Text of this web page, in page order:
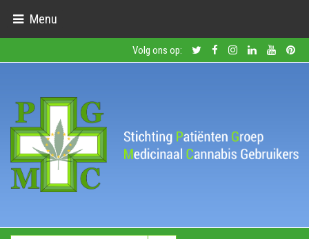
Menu
Volg ons op: